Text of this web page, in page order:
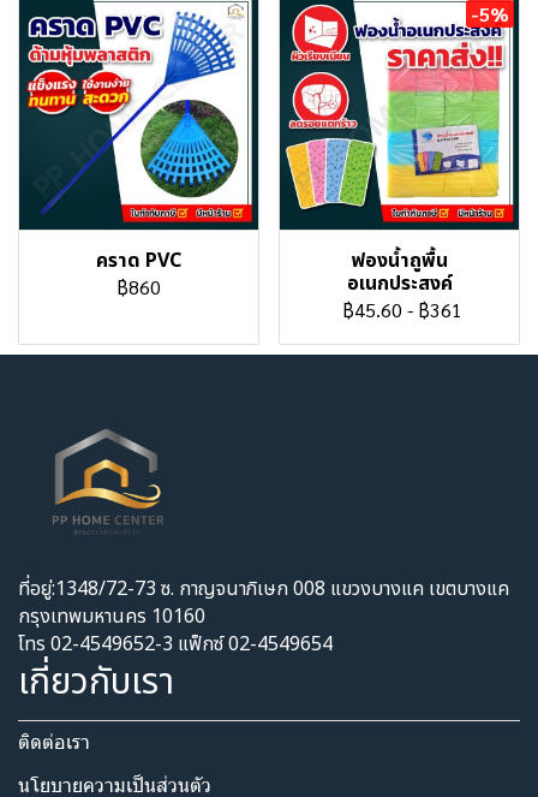
คราด PVC
฿860
-5%
ฟองน้ำถูพื้น
อเนกประสงค์
฿45.60 - ฿361
ที่อยู่:1348/72-73 ซ. กาญจนาภิเษก 008 แขวงบางแค เขตบางแค
กรุงเทพมหานคร 10160
โทร 02-4549652-3 แฟ็กซ์ 02-4549654
เกี่ยวกับเรา
ติดต่อเรา
นโยบายความเป็นส่วนตัว​